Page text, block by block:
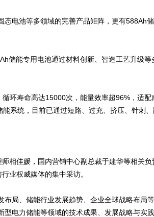
电池等多领域的完善产品矩阵，更有588Ah
能专用电池通过材料创新、智造工艺升级等
寿命高达15000次，能量效率超96%，适配
系统，目前已通过短路、过充、挤压、针刺、
佳媛，国内营销中心副总裁于建华等相关负
业权威媒体的集中采访。
局、储能行业发展趋势、企业全球战略布局
电力储能等领域的技术成果、发展战略与实践